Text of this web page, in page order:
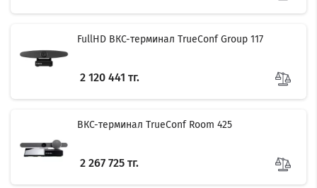
FullHD ВКС-терминал TrueConf Group 117
2 120 441 тг.
ВКС-терминал TrueConf Room 425
2 267 725 тг.